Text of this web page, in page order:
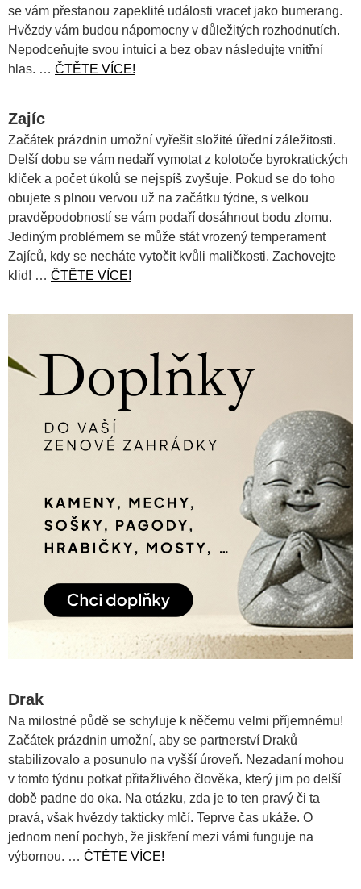
se vám přestanou zapeklité události vracet jako bumerang.
Hvězdy vám budou nápomocny v důležitých rozhodnutích.
Nepodceňujte svou intuici a bez obav následujte vnitřní
hlas. … ČTĚTE VÍCE!
Zajíc
Začátek prázdnin umožní vyřešit složité úřední záležitosti.
Delší dobu se vám nedaří vymotat z kolotoče byrokratických
kliček a počet úkolů se nejspíš zvyšuje. Pokud se do toho
obujete s plnou vervou už na začátku týdne, s velkou
pravděpodobností se vám podaří dosáhnout bodu zlomu.
Jediným problémem se může stát vrozený temperament
Zajíců, kdy se necháte vytočit kvůli maličkosti. Zachovejte
klid! … ČTĚTE VÍCE!
Drak
Na milostné půdě se schyluje k něčemu velmi příjemnému!
Začátek prázdnin umožní, aby se partnerství Draků
stabilizovalo a posunulo na vyšší úroveň. Nezadaní mohou
v tomto týdnu potkat přitažlivého člověka, který jim po delší
době padne do oka. Na otázku, zda je to ten pravý či ta
pravá, však hvězdy takticky mlčí. Teprve čas ukáže. O
jednom není pochyb, že jiskření mezi vámi funguje na
výbornou. … ČTĚTE VÍCE!